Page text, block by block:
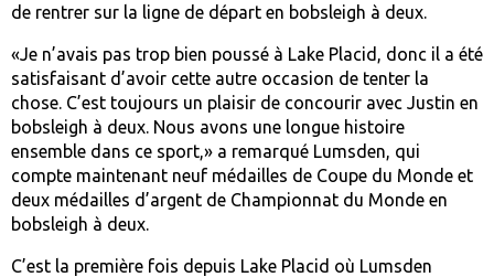
de rentrer sur la ligne de départ en bobsleigh à deux.
«Je n’avais pas trop bien poussé à Lake Placid, donc il a été
satisfaisant d’avoir cette autre occasion de tenter la
chose. C’est toujours un plaisir de concourir avec Justin en
bobsleigh à deux. Nous avons une longue histoire
ensemble dans ce sport,» a remarqué Lumsden, qui
compte maintenant neuf médailles de Coupe du Monde et
deux médailles d’argent de Championnat du Monde en
bobsleigh à deux.
C’est la première fois depuis Lake Placid où Lumsden